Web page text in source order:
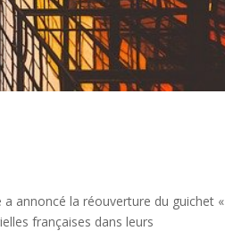
a annoncé la réouverture du guichet «
françaises dans leurs